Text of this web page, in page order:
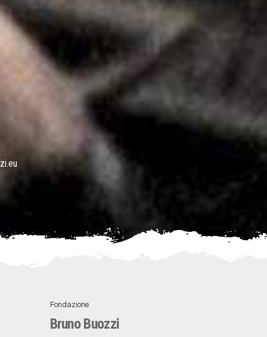
Fondazione
Bruno Buozzi